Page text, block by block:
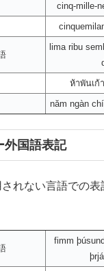
cinq-mille-
lima ribu
ห้าพันเก้
năm ngàn
外国語表記
れない言語での表
fimm